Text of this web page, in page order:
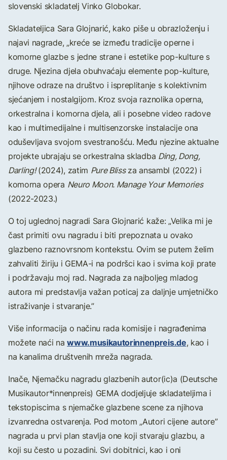
slovenski skladatelj Vinko Globokar.
Skladateljica Sara Glojnarić, kako piše u obrazloženju i
najavi nagrade, „kreće se između tradicije operne i
komorne glazbe s jedne strane i estetike pop-kulture s
druge. Njezina djela obuhvaćaju elemente pop-kulture,
njihove odraze na društvo i ispreplitanje s kolektivnim
sjećanjem i nostalgijom. Kroz svoja raznolika operna,
orkestralna i komorna djela, ali i posebne video radove
kao i multimedijalne i multisenzorske instalacije ona
oduševljava svojom svestranošću. Među njezine aktualne
projekte ubrajaju se orkestralna skladba Ding, Dong,
Darling!(2024), zatim Pure Blissza ansambl (2022) i
komorna opera Neuro Moon. Manage Your Memories
(2022-2023.)
O toj uglednoj nagradi Sara Glojnarić kaže: „Velika mi je
čast primiti ovu nagradu i biti prepoznata u ovako
glazbeno raznovrsnom kontekstu. Ovim se putem želim
zahvaliti žiriju i GEMA-i na podršci kao i svima koji prate
i podržavaju moj rad. Nagrada za najboljeg mladog
autora mi predstavlja važan poticaj za daljnje umjetničko
istraživanje i stvaranje.”
Više informacija o načinu rada komisije i nagrađenima
možete naći nawww.musikautorinnenpreis.de, kao i
na kanalima društvenih mreža nagrada.
Inače, Njemačku nagradu glazbenih autor(ic)a (Deutsche
Musikautor*innenpreis) GEMA dodjeljuje skladateljima i
tekstopiscima s njemačke glazbene scene za njihova
izvanredna ostvarenja. Pod motom „Autori cijene autore”
nagrada u prvi plan stavlja one koji stvaraju glazbu, a
koji su često u pozadini. Svi dobitnici, kao i oni